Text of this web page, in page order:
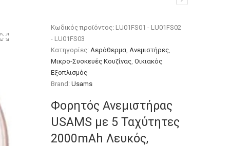
Λευκός, Μαύρος ή Ροζ
Κωδικός προϊόντος: LU01FS01 - LU01FS02
- LU01FS03
Κατηγορίες:Αερόθερμα,Ανεμιστήρες,
Μικρο-Συσκευές Κουζίνας,Οικιακός
Εξοπλισμός
Brand:Usams
Φορητός Ανεμιστήρας
USAMS με 5 Ταχύτητες
2000mAh Λευκός,